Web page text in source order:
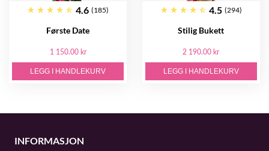
4.6 (185)
Første Date
1 150.00 kr
LEGG I HANDLEKURV
4.5 (294)
Stilig Bukett
2 190.00 kr
LEGG I HANDLEKURV
INFORMASJON